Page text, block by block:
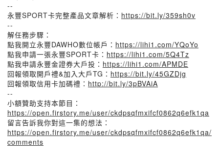
--
永豐SPORT卡完整產品文章解析： https://bit.ly/359sh0v
--
解任務步驟：
點我開立永豐DAWHO數位帳戶： https://lihi1.com/YQoYo
點我申請一張永豐SPORT卡： https://lihi1.com/5Q4Tz
點我申請永豐金證券大戶投： https://lihi1.com/APMDE
回報領取開戶禮&加入大戶TG： https://bit.ly/45GZDjg
回報領取信用卡加碼禮： http://bit.ly/3pBVAiA
--
小額贊助支持本節目：
https://open.firstory.me/user/ckdpsqfmxifcf0862q6efk1qa
留言告訴我你對這一集的想法：
https://open.firstory.me/user/ckdpsqfmxifcf0862q6efk1qa/
comments